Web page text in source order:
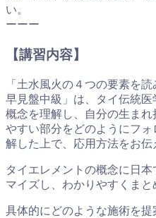
い。
ーーー
【講習内容】
「土水風火の４つの要素を
早見盤中級」は、タイ伝統
概念を理解し、自分の生ま
やすい部分をどのようにフ
解した上で、応用方法をお伝
タイエレメントの概念に日
マイズし、わかりやすくまと
具体的にどのような施術を